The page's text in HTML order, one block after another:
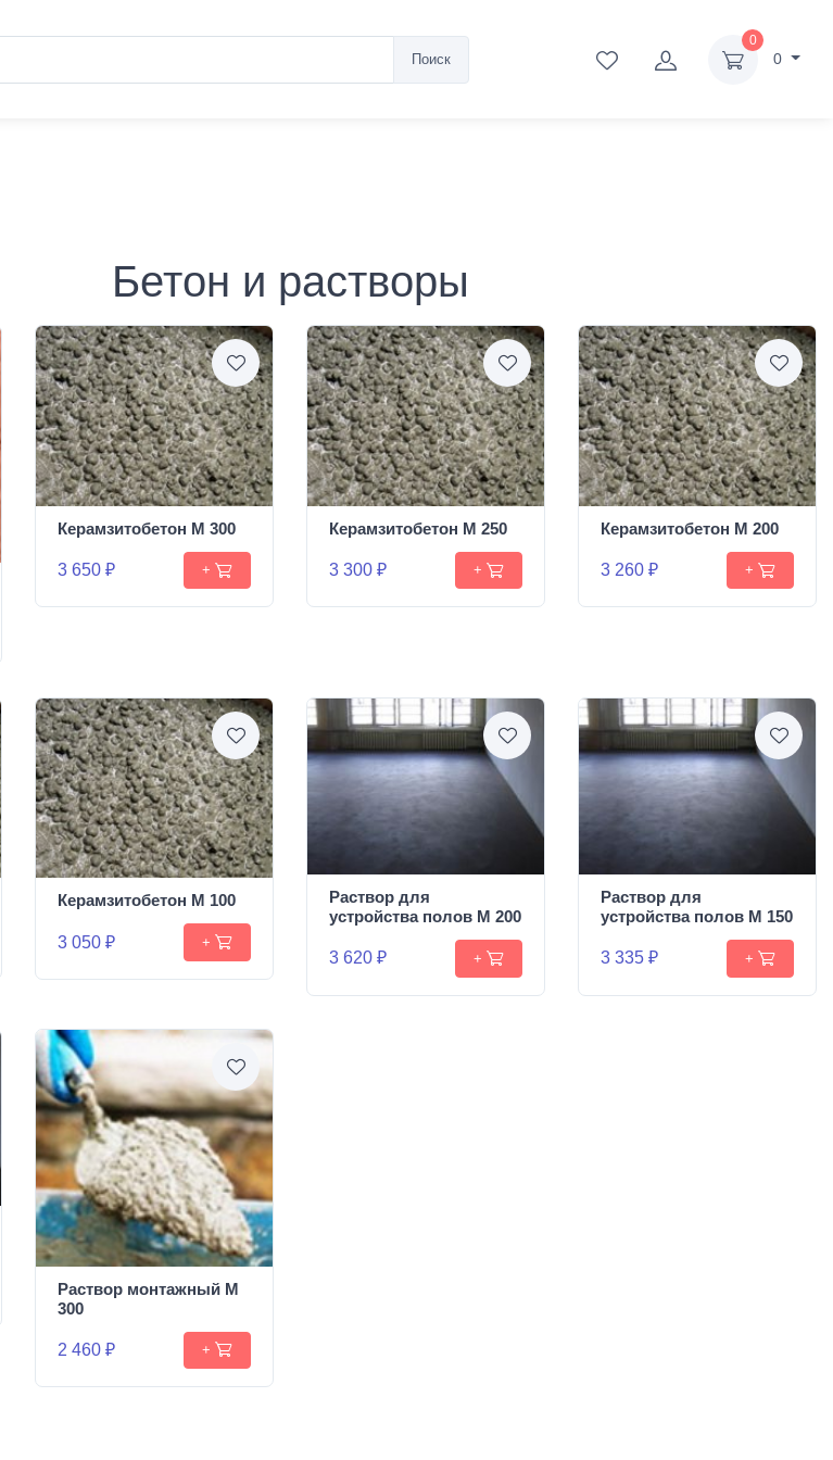
Поиск
0
0
Бетон и растворы
Керамзитобетон М 300
3 650 ₽ +
Керамзитобетон М 250
3 300 ₽ +
Керамзитобетон М 200
3 260 ₽ +
Керамзитобетон М 100
3 050 ₽ +
Раствор для
устройства полов М 200
3 620 ₽ +
Раствор для
устройства полов М 150
3 335 ₽ +
Раствор монтажный М
300
2 460 ₽ +